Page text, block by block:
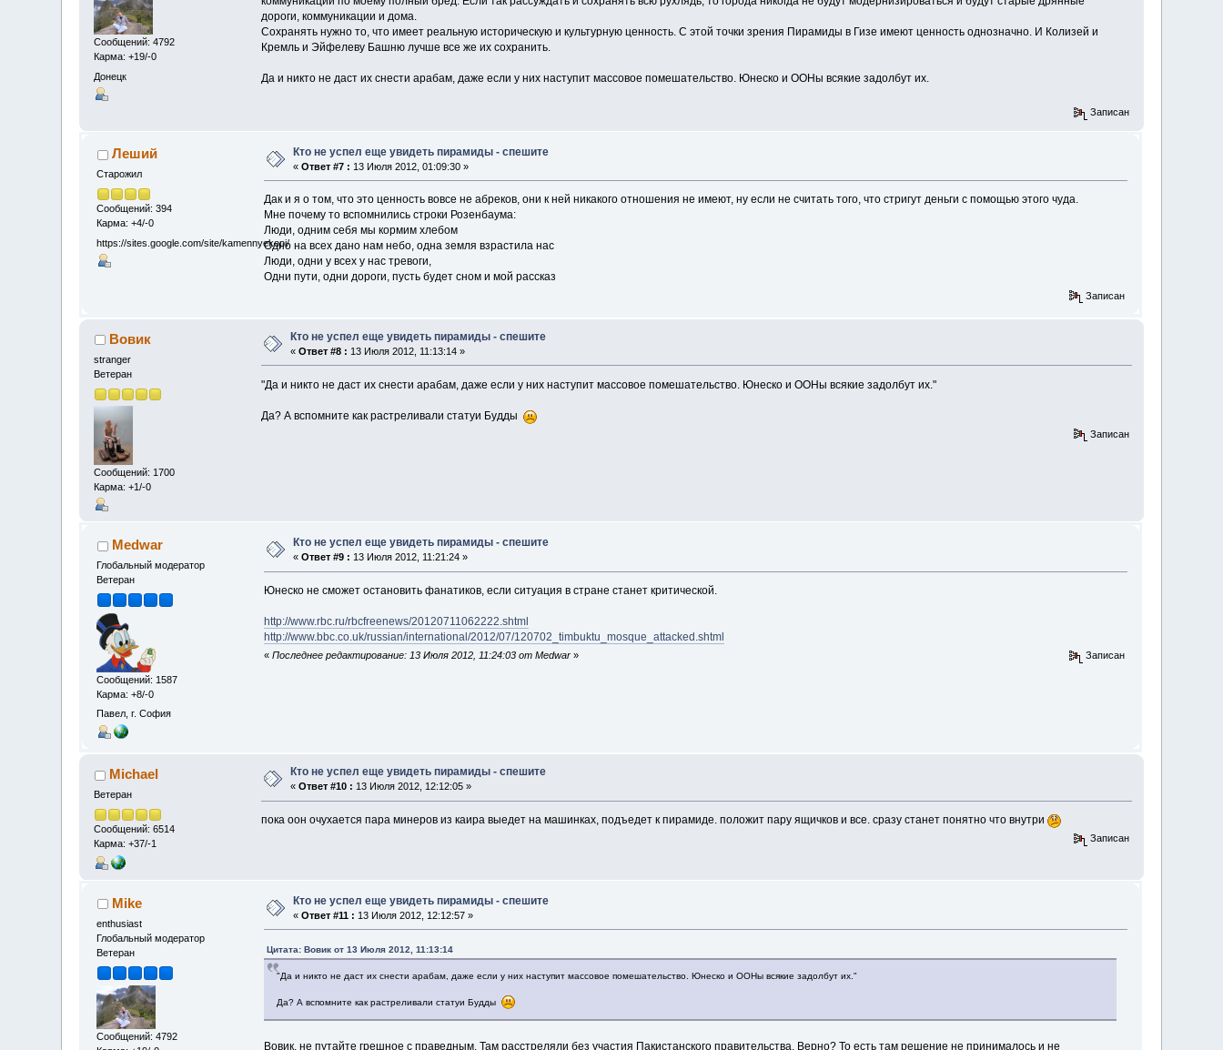
Сообщений: 4792
Карма: +19/-0
Донецк
дороги, коммуникации и дома.
Сохранять нужно то, что имеет реальную историческую и культурную ценность. С этой точки зрения Пирамиды в Гизе имеют ценность однозначно. И Колизей и
Кремль и Эйфелеву Башню лучше все же их сохранить.
Да и никто не даст их снести арабам, даже если у них наступит массовое помешательство. Юнеско и ООНы всякие задолбут их.
Записан
Леший
Старожил
Сообщений: 394
Карма: +4/-0
https://sites.google.com/site/kamennyekopi/
Кто не успел еще увидеть пирамиды - спешите
«Ответ #7 : 13 Июля 2012, 01:09:30 »
Дак и я о том, что это ценность вовсе не абреков, они к ней никакого отношения не имеют, ну если не считать того, что стригут деньги с помощью этого чуда.
Мне почему то вспомнились строки Розенбаума:
Люди, одним себя мы кормим хлебом
Одно на всех дано нам небо, одна земля взрастила нас
Люди, одни у всех у нас тревоги,
Одни пути, одни дороги, пусть будет сном и мой рассказ
Записан
Вовик
stranger
Ветеран
Сообщений: 1700
Карма: +1/-0
Кто не успел еще увидеть пирамиды - спешите
«Ответ #8 : 13 Июля 2012, 11:13:14 »
"Да и никто не даст их снести арабам, даже если у них наступит массовое помешательство. Юнеско и ООНы всякие задолбут их."
Да? А вспомните как растреливали статуи Будды
Записан
Medwar
Глобальный модератор
Ветеран
Сообщений: 1587
Карма: +8/-0
Павел, г. София
Кто не успел еще увидеть пирамиды - спешите
«Ответ #9 : 13 Июля 2012, 11:21:24 »
Юнеско не сможет остановить фанатиков, если ситуация в стране станет критической.
http://www.rbc.ru/rbcfreenews/20120711062222.shtml
http://www.bbc.co.uk/russian/international/2012/07/120702_timbuktu_mosque_attacked.shtml
« Последнее редактирование: 13 Июля 2012, 11:24:03 от Medwar» Записан
Michael
Ветеран
Сообщений: 6514
Карма: +37/-1
Кто не успел еще увидеть пирамиды - спешите
«Ответ #10 : 13 Июля 2012, 12:12:05 »
пока оон очухается пара минеров из каира выедет на машинках, подъедет к пирамиде. положит пару ящичков и все. сразу станет понятно что внутри
Записан
Mike
enthusiast
Глобальный модератор
Ветеран
Сообщений: 4792
Кто не успел еще увидеть пирамиды - спешите
«Ответ #11 : 13 Июля 2012, 12:12:57 »
Цитата: Вовик от 13 Июля 2012, 11:13:14
"Да и никто не даст их снести арабам, даже если у них наступит массовое помешательство. Юнеско и ООНы всякие задолбут их."
Да? А вспомните как растреливали статуи Будды
Вовик, не путайте грешное с праведным. Там расстреляли без участия Пакистанского правительства. Верно? То есть там решение не принималось и не